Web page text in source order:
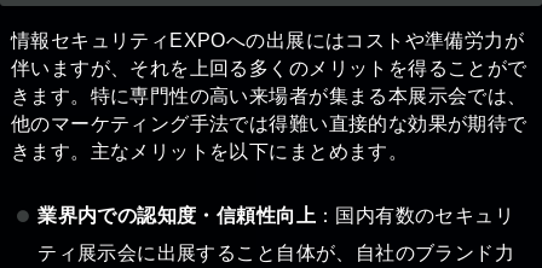
情報セキュリティEXPOへの出展にはコストや準備労力が
伴いますが、それを上回る多くのメリットを得ることがで
きます。特に専門性の高い来場者が集まる本展示会では、
他のマーケティング手法では得難い直接的な効果が期待で
きます。主なメリットを以下にまとめます。
業界内での認知度・信頼性向上 ：国内有数のセキュリ
ティ展示会に出展すること自体が、自社のブランド力